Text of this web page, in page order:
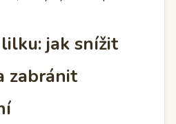
jak snížit
zabránit